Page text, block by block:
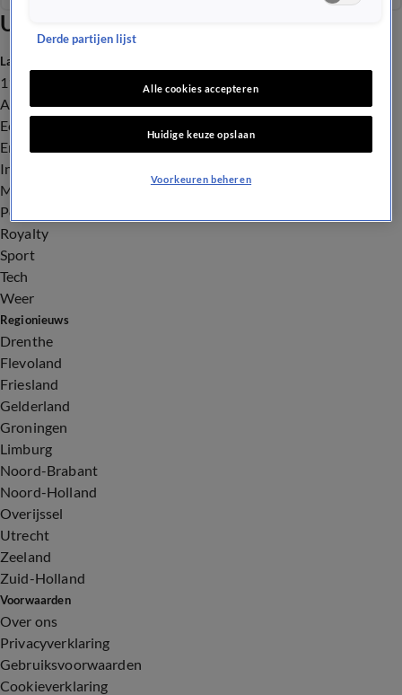
Uitzendingen
Laatste nieuws
112
Advies & Tips
Economie
Entertainment
Infrastructuur
Milieu en Gezondheid
Politiek
Royalty
Sport
Tech
Weer
Regionieuws
Drenthe
Flevoland
Friesland
Gelderland
Groningen
Limburg
Noord-Brabant
Noord-Holland
Overijssel
Utrecht
Zeeland
Zuid-Holland
Voorwaarden
Over ons
Privacyverklaring
Gebruiksvoorwaarden
Cookieverklaring
Derde partijen lijst
Alle cookies accepteren
Huidige keuze opslaan
Voorkeuren beheren